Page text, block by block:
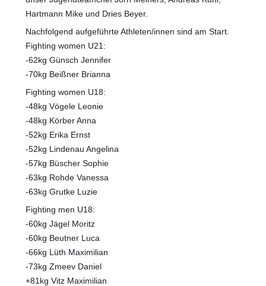
Hartmann Mike und Dries Beyer.
Nachfolgend aufgeführte Athleten/innen sind am Start.
Fighting women U21:
-62kg Günsch Jennifer
-70kg Beißner Brianna
Fighting women U18:
-48kg Vögele Leonie
-48kg Körber Anna
-52kg Erika Ernst
-52kg Lindenau Angelina
-57kg Büscher Sophie
-63kg Rohde Vanessa
-63kg Grutke Luzie
Fighting men U18:
-60kg Jägel Moritz
-60kg Beutner Luca
-66kg Lüth Maximilian
-73kg Zmeev Daniel
+81kg Vitz Maximilian